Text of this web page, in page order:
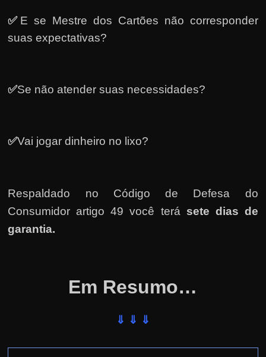
✅ E se Mestre dos Cartões não corresponder
suas expectativas?
✅Se não atender suas necessidades?
✅Vai jogar dinheiro no lixo?
Respaldado no Código de Defesa do
Consumidor artigo 49 você terá sete dias de
garantia.
Em Resumo…
⇓ ⇓ ⇓